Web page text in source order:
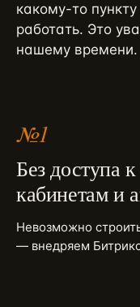
какому-то
работать. Это
нашему времени.
№1
Без доступа
кабинетам и
Невозможно
— внедряем